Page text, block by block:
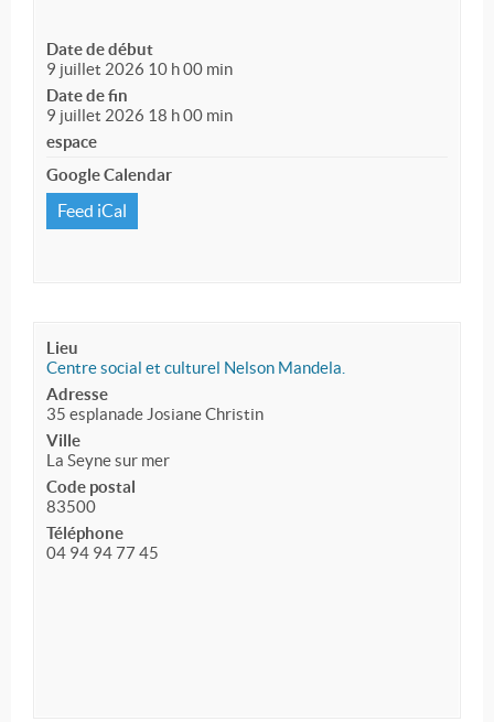
Date de début
9 juillet 2026 10 h 00 min
Date de fin
9 juillet 2026 18 h 00 min
espace
Google Calendar
Feed iCal
Lieu
Centre social et culturel Nelson Mandela.
Adresse
35 esplanade Josiane Christin
Ville
La Seyne sur mer
Code postal
83500
Téléphone
04 94 94 77 45